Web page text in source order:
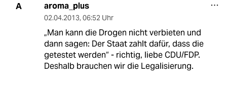
A aroma_plus
02.04.2013, 06:52 Uhr
„Man kann die Drogen nicht verbieten und
dann sagen: Der Staat zahlt dafür, dass die
getestet werden“ - richtig, liebe CDU/FDP.
Deshalb brauchen wir die Legalisierung.